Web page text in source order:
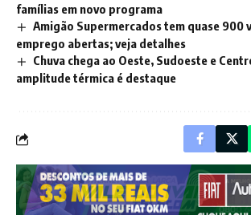
famílias em novo programa
Amigão Supermercados tem quase 900
emprego abertas; veja detalhes
Chuva chega ao Oeste, Sudoeste e
amplitude térmica é destaque